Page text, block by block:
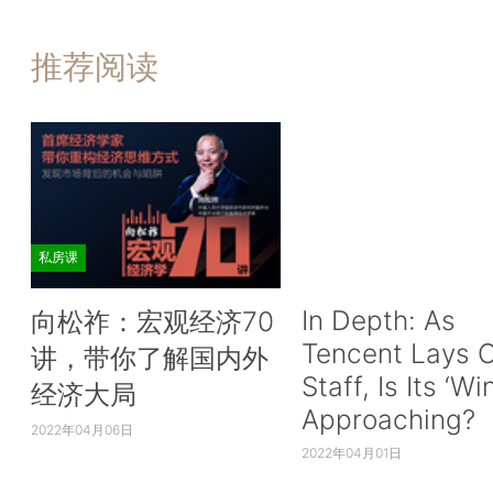
推荐阅读
私房课
向松祚：宏观经济70
讲，带你了解国内外
经济大局
2022年04月06日
In Depth: As
Tencent Lays
Staff, Is Its
Approaching?
2022年04月01日